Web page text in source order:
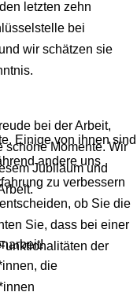
letzten zehn
bei
wir schätzen sie
bei der Arbeit,
schöne Momente. Wir
Jubiläum und
die
Einige von ihnen sind
andere uns
zu verbessern
ob Sie die
Sie, dass bei einer
der